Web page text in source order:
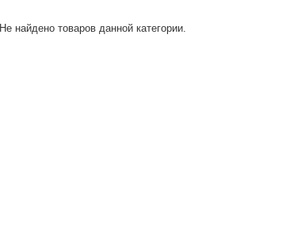
Не найдено товаров данной категории.